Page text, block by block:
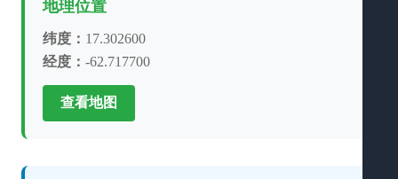
地理位置
纬度： 17.302600
经度： -62.717700
查看地图